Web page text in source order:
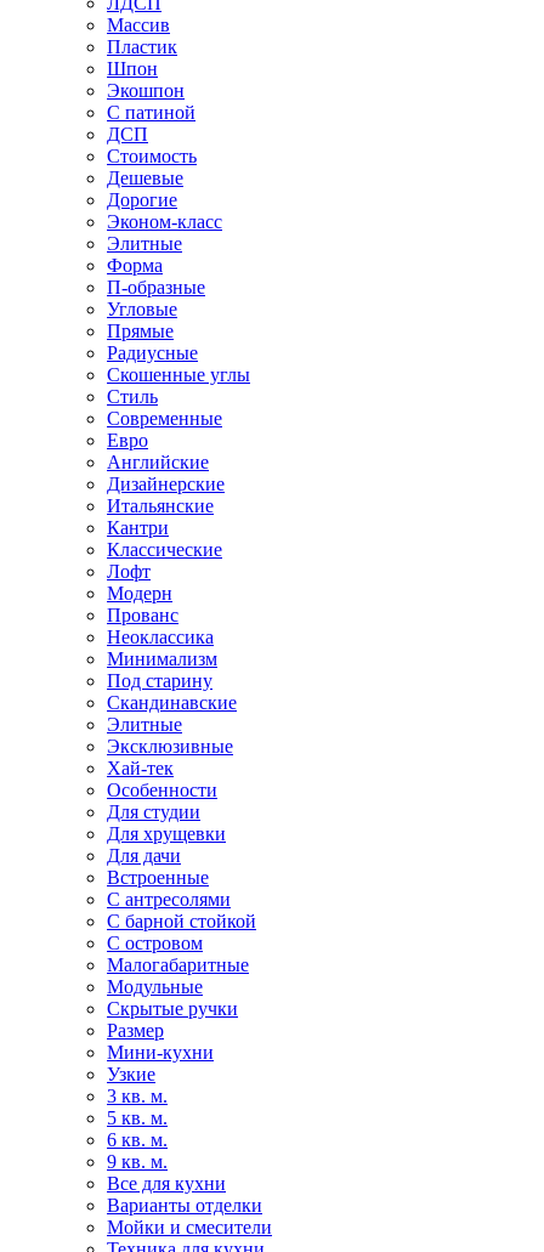
Массив
Пластик
Шпон
Экошпон
С патиной
ДСП
Стоимость
Дешевые
Дорогие
Эконом-класс
Элитные
Форма
П-образные
Угловые
Прямые
Радиусные
Скошенные углы
Стиль
Современные
Евро
Английские
Дизайнерские
Итальянские
Кантри
Классические
Лофт
Модерн
Прованс
Неоклассика
Минимализм
Под старину
Скандинавские
Элитные
Эксклюзивные
Хай-тек
Особенности
Для студии
Для хрущевки
Для дачи
Встроенные
С антресолями
С барной стойкой
С островом
Малогабаритные
Модульные
Скрытые ручки
Размер
Мини-кухни
Узкие
3 кв. м.
5 кв. м.
6 кв. м.
9 кв. м.
Все для кухни
Варианты отделки
Мойки и смесители